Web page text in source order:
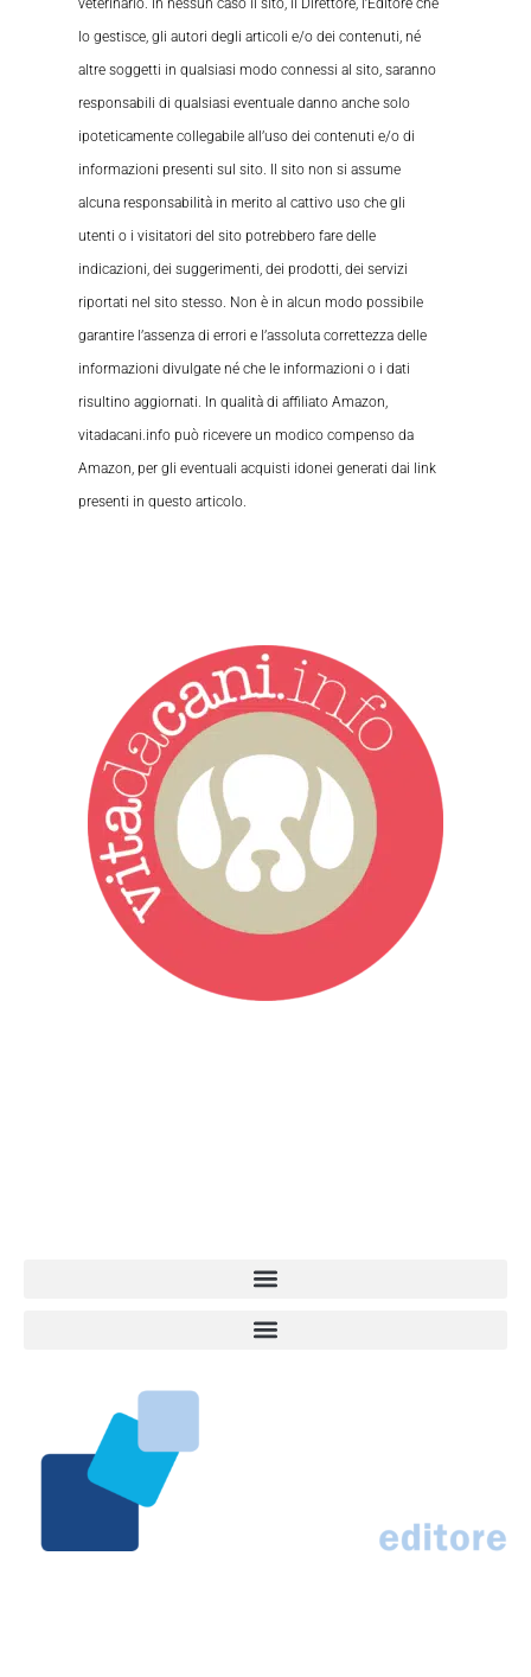
veterinario. In nessun caso il sito, il Direttore, l’Editore che
lo gestisce, gli autori degli articoli e/o dei contenuti, né
altre soggetti in qualsiasi modo connessi al sito, saranno
responsabili di qualsiasi eventuale danno anche solo
ipoteticamente collegabile all’uso dei contenuti e/o di
informazioni presenti sul sito. Il sito non si assume
alcuna responsabilità in merito al cattivo uso che gli
utenti o i visitatori del sito potrebbero fare delle
indicazioni, dei suggerimenti, dei prodotti, dei servizi
riportati nel sito stesso. Non è in alcun modo possibile
garantire l’assenza di errori e l’assoluta correttezza delle
informazioni divulgate né che le informazioni o i dati
risultino aggiornati. In qualità di affiliato Amazon,
vitadacani.info può ricevere un modico compenso da
Amazon, per gli eventuali acquisti idonei generati dai link
presenti in questo articolo.